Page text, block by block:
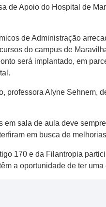
de Apoio do Hospital de
de Administração
do campus de
será implantado, em
Alyne Sehnem,
de aula deve sempre
em busca de
e da Filantropia
a oportunidade de ter